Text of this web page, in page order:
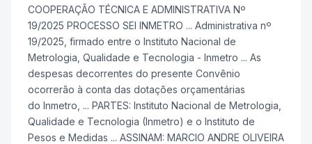
COOPERAÇÃO TÉCNICA E ADMINISTRATIVA Nº
19/2025 PROCESSO SEI INMETRO ... Administrativa nº
19/2025, firmado entre o Instituto Nacional de
Metrologia, Qualidade e Tecnologia - Inmetro ... As
despesas decorrentes do presente Convênio
ocorrerão à conta das dotações orçamentárias
do Inmetro , ... PARTES: Instituto Nacional de Metrologia,
Qualidade e Tecnologia (Inmetro) e o Instituto de
Pesos e Medidas ... ASSINAM: MARCIO ANDRE OLIVEIRA